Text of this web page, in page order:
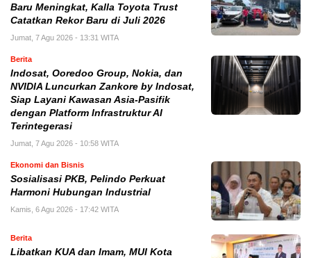
Baru Meningkat, Kalla Toyota Trust
Catatkan Rekor Baru di Juli 2026
Jumat, 7 Agu 2026 - 13:31 WITA
Berita
Indosat, Ooredoo Group, Nokia, dan
NVIDIA Luncurkan Zankore by Indosat,
Siap Layani Kawasan Asia-Pasifik
dengan Platform Infrastruktur AI
Terintegerasi
Jumat, 7 Agu 2026 - 10:58 WITA
Ekonomi dan Bisnis
Sosialisasi PKB, Pelindo Perkuat
Harmoni Hubungan Industrial
Kamis, 6 Agu 2026 - 17:42 WITA
Berita
Libatkan KUA dan Imam, MUI Kota